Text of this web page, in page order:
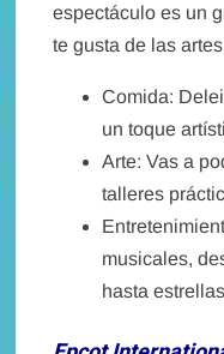
espectáculo es un
te gusta de las
Comida:
un toque
Arte: Vas a
talleres
musicales,
hasta